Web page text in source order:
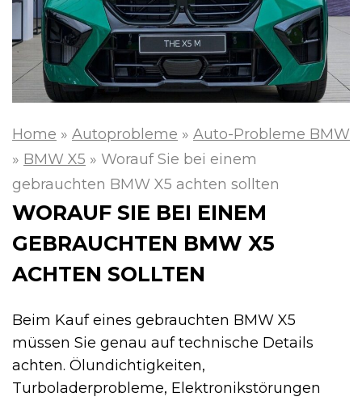
Home » Autoprobleme » Auto-Probleme BMW
» BMW X5 » Worauf Sie bei einem
gebrauchten BMW X5 achten sollten
WORAUF SIE BEI EINEM
GEBRAUCHTEN BMW X5
ACHTEN SOLLTEN
Beim Kauf eines gebrauchten BMW X5
müssen Sie genau auf technische Details
achten. Ölundichtigkeiten,
Turboladerprobleme, Elektronikstörungen